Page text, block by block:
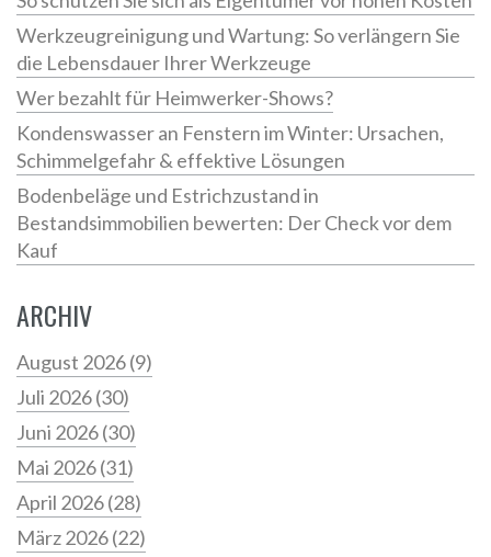
Werkzeugreinigung und Wartung: So verlängern Sie
die Lebensdauer Ihrer Werkzeuge
Wer bezahlt für Heimwerker-Shows?
Kondenswasser an Fenstern im Winter: Ursachen,
Schimmelgefahr & effektive Lösungen
Bodenbeläge und Estrichzustand in
Bestandsimmobilien bewerten: Der Check vor dem
Kauf
ARCHIV
August 2026(9)
Juli 2026(30)
Juni 2026(30)
Mai 2026(31)
April 2026(28)
März 2026(22)